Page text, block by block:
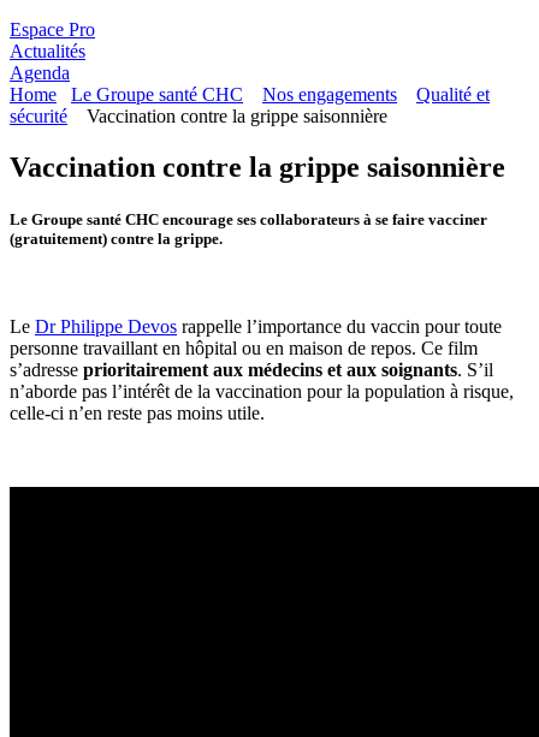
Espace Pro
Actualités
Agenda
Home
Le Groupe santé CHC Nos engagements
Qualité et
sécurité
Vaccination contre la grippe saisonnière
Vaccination contre la grippe saisonnière
Le Groupe santé CHC encourage ses collaborateurs à se faire vacciner
(gratuitement) contre la grippe.
Le Dr Philippe Devos rappelle l’importance du vaccin pour toute
personne travaillant en hôpital ou en maison de repos. Ce film
s’adresse prioritairement aux médecins et aux soignants. S’il
n’aborde pas l’intérêt de la vaccination pour la population à risque,
celle-ci n’en reste pas moins utile.